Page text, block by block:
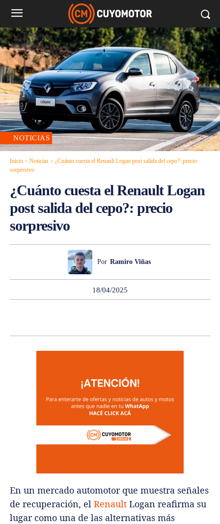
NOTICIAS
Inicio Noticias
¿Cuánto cuesta el Renault Logan post salida del cepo?: precio
sorpresivo
¿Cuánto cuesta el Renault Logan
post salida del cepo?: precio
sorpresivo
Por Ramiro Viñas
18/04/2025
En un mercado automotor que muestra señales
de recuperación, el Renault Logan reafirma su
lugar como una de las alternativas más